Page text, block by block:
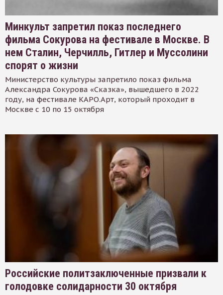
Минкульт запретил показ последнего
фильма Сокурова на фестивале в Москве. В
нем Сталин, Черчилль, Гитлер и Муссолини
спорят о жизни
Министерство культуры запретило показ фильма
Александра Сокурова «Сказка», вышедшего в 2022
году, на фестивале КАРО.Арт, который проходит в
Москве с 10 по 15 октября
Российские политзаключенные призвали к
голодовке солидарности 30 октября